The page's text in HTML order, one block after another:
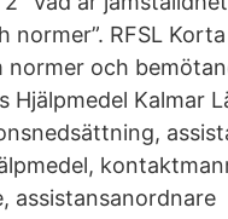
normer”. RFSL Korta
normer och
Hjälpmedel Kalmar
assistansanordnare